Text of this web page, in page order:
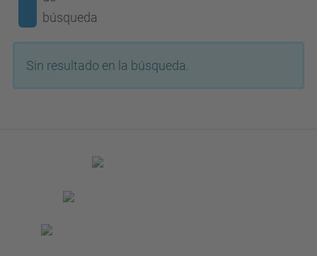
búsqueda
Sin resultado en la búsqueda.